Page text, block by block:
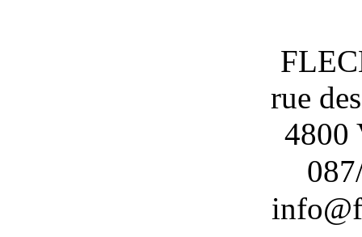
rue
4800